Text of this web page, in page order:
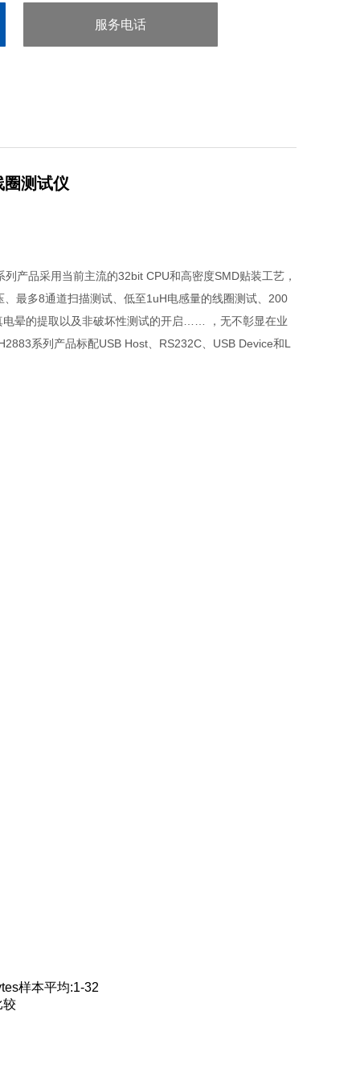
服务电话
圈测试仪
产品采用当前主流的32bit CPU和高密度SMD贴装工艺，
最多8通道扫描测试、低至1uH电感量的线圈测试、200
电晕的提取以及非破坏性测试的开启…… ，无不彰显在业
系列产品标配USB Host、RS232C、USB Device和L
样本平均:1-32
较